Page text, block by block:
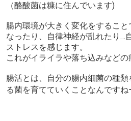
（酪酸菌は糠に住んでいます)
腸内環境が大きく変化をすること
なったり、自律神経が乱れたり…
ストレスを感じます。
これがイライラや落ち込みなどの
腸活とは、自分の腸内細菌の種
る菌を育てていくことなんですね